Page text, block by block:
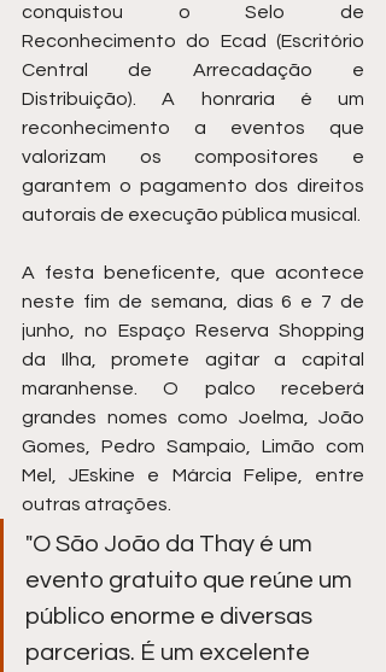
conquistou o Selo de
Reconhecimento do Ecad (Escritório
Central de Arrecadação e
Distribuição). A honraria é um
reconhecimento a eventos que
valorizam os compositores e
garantem o pagamento dos direitos
autorais de execução pública musical.
A festa beneficente, que acontece
neste fim de semana, dias 6 e 7 de
junho, no Espaço Reserva Shopping
da Ilha, promete agitar a capital
maranhense. O palco receberá
grandes nomes como Joelma, João
Gomes, Pedro Sampaio, Limão com
Mel, JEskine e Márcia Felipe, entre
outras atrações.
"O São João da Thay é um
evento gratuito que reúne um
público enorme e diversas
parcerias. É um excelente